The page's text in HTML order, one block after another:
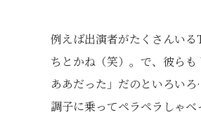
例えば出演者がたくさんい
ちとかね（笑）。で、彼ら
ああだった」だのといろい
調子に乗ってペラペラしゃ